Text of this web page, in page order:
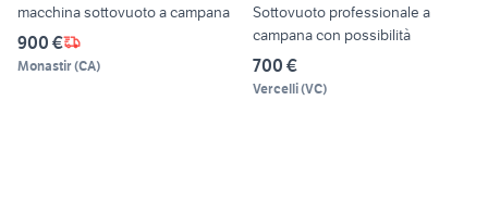
macchina sottovuoto a campana
900 €
Monastir(CA)
Sottovuoto professionale a
campana con possibilità
700 €
Vercelli(VC)